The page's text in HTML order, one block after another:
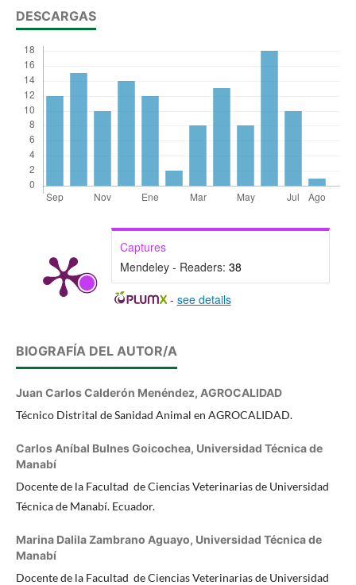
DESCARGAS
Captures
Mendeley - Readers: 38
- see details
BIOGRAFÍA DEL AUTOR/A
Juan Carlos Calderón Menéndez, AGROCALIDAD
Técnico Distrital de Sanidad Animal en AGROCALIDAD.
Carlos Aníbal Bulnes Goicochea, Universidad Técnica de
Manabí
Docente de la Facultad de Ciencias Veterinarias de Universidad
Técnica de Manabí. Ecuador.
Marina Dalila Zambrano Aguayo, Universidad Técnica de
Manabí
Docente de la Facultad de Ciencias Veterinarias de Universidad